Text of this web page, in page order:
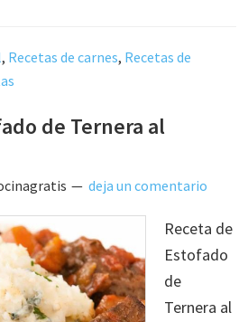
, Recetas de carnes, Recetas de
de Ternera al
deja un comentario
Receta de
Estofado
de
Ternera al